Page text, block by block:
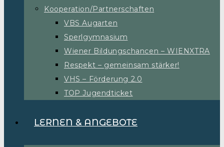
Kooperation/Partnerschaften
VBS Augarten
Sperlgymnasium
Wiener Bildungschancen – WIENXTRA
Respekt – gemeinsam stärker!
VHS – Förderung 2.0
TOP Jugendticket
LERNEN & ANGEBOTE